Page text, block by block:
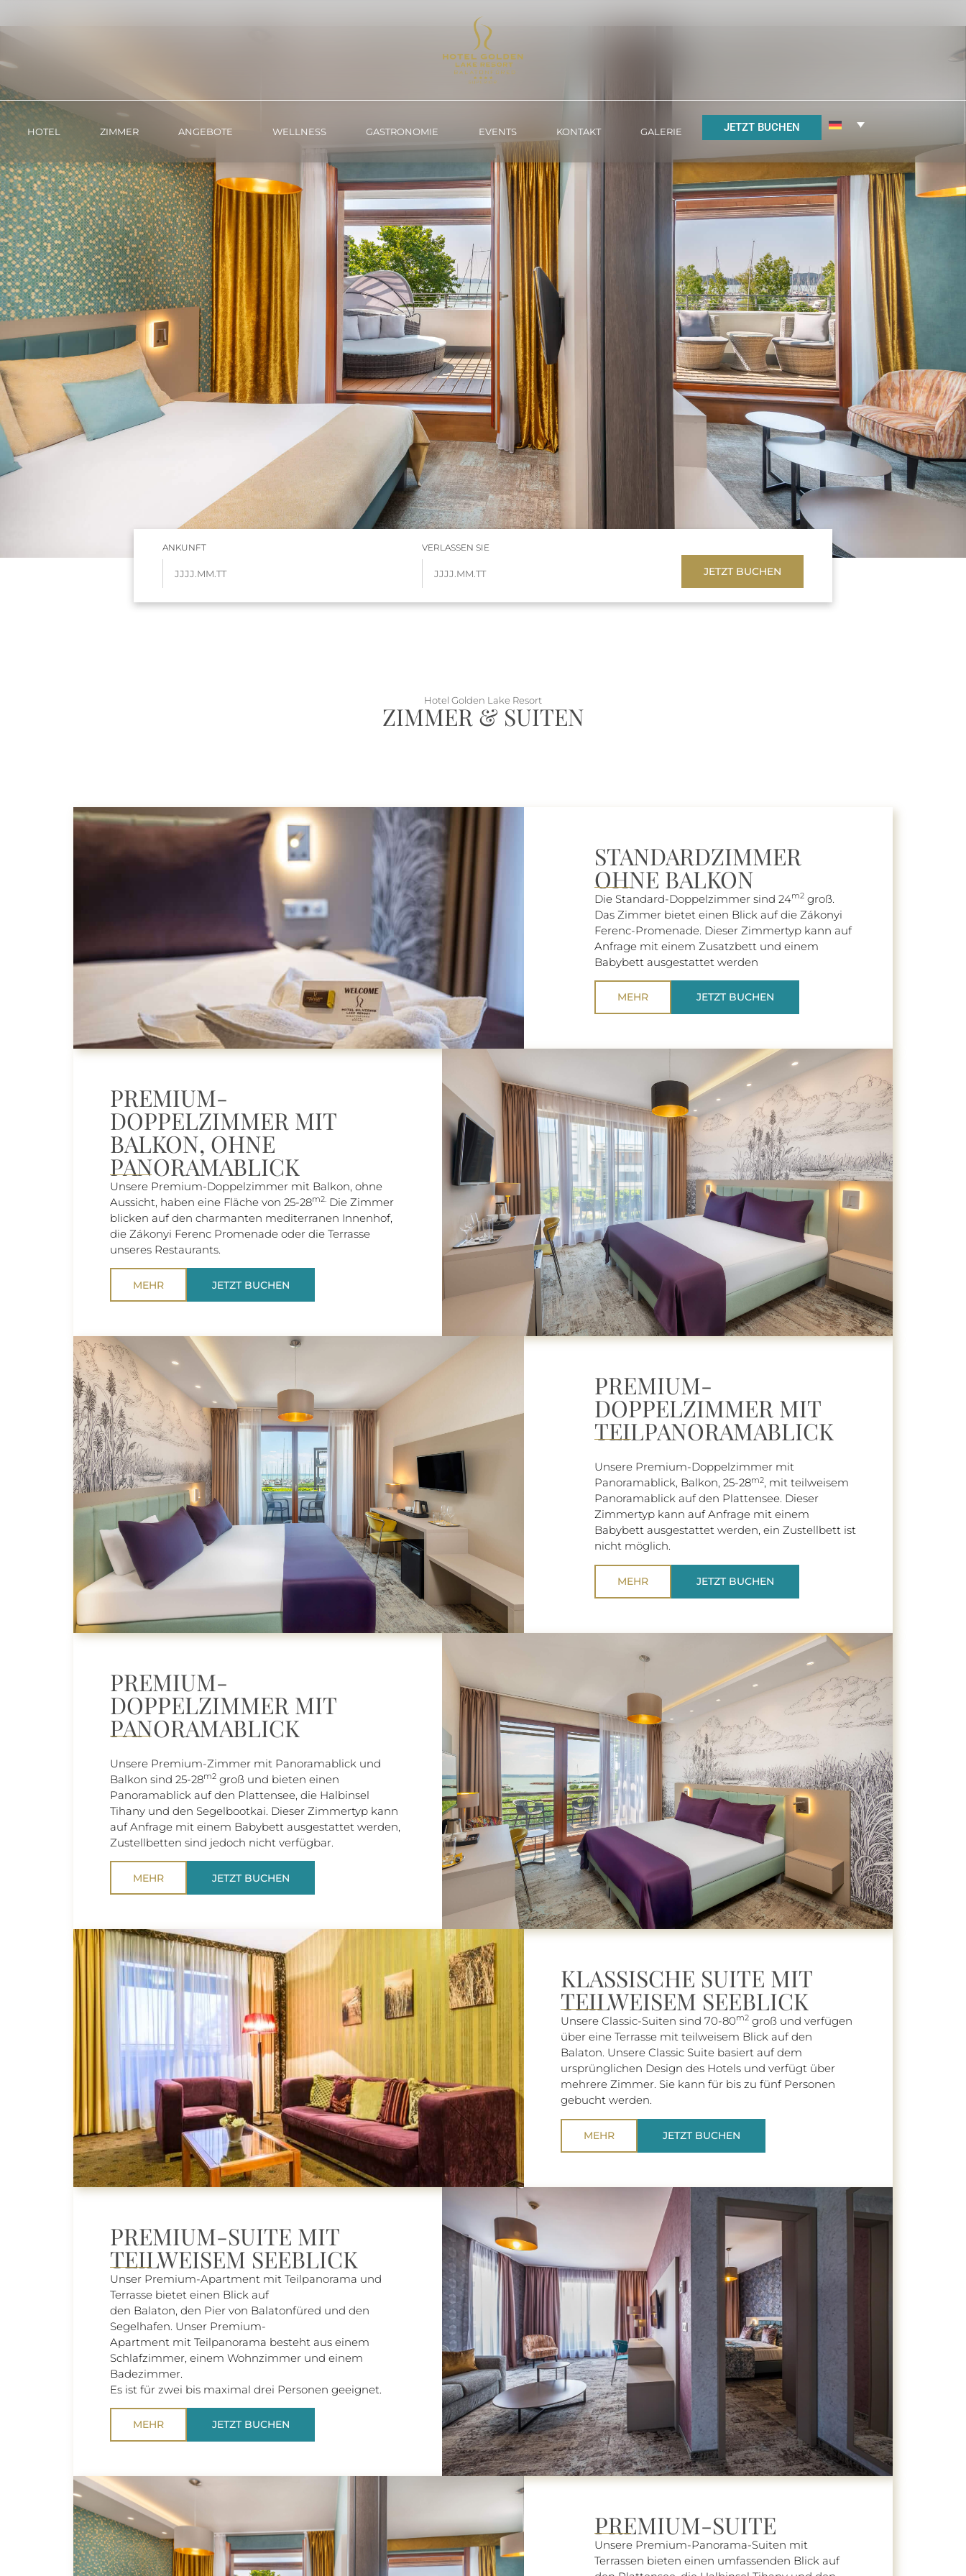
HOTEL ZIMMER ANGEBOTE WELLNESS GASTRONOMIE EVENTS KONTAKT GALERIE JETZT BUCHEN
ZIMMER
ANKUNFT VERLASSEN SIE
JETZT BUCHEN
Hotel Golden Lake Resort
ZIMMER & SUITEN
STANDARDZIMMER
OHNE BALKON
Die Standard-Doppelzimmer sind 24m2 groß.
Das Zimmer bietet einen Blick auf die Zákonyi
Ferenc-Promenade. Dieser Zimmertyp kann auf
Anfrage mit einem Zusatzbett und einem
Babybett ausgestattet werden
MEHR JETZT BUCHEN
PREMIUM-
DOPPELZIMMER MIT
BALKON, OHNE
PANORAMABLICK
Unsere Premium-Doppelzimmer mit Balkon, ohne
Aussicht, haben eine Fläche von 25-28m2. Die Zimmer
blicken auf den charmanten mediterranen Innenhof,
die Zákonyi Ferenc Promenade oder die Terrasse
unseres Restaurants.
MEHR JETZT BUCHEN
PREMIUM-
DOPPELZIMMER MIT
TEILPANORAMABLICK
Unsere Premium-Doppelzimmer mit
Panoramablick, Balkon, 25-28m2, mit teilweisem
Panoramablick auf den Plattensee. Dieser
Zimmertyp kann auf Anfrage mit einem
Babybett ausgestattet werden, ein Zustellbett ist
nicht möglich.
MEHR JETZT BUCHEN
PREMIUM-
DOPPELZIMMER MIT
PANORAMABLICK
Unsere Premium-Zimmer mit Panoramablick und
Balkon sind 25-28m2 groß und bieten einen
Panoramablick auf den Plattensee, die Halbinsel
Tihany und den Segelbootkai. Dieser Zimmertyp kann
auf Anfrage mit einem Babybett ausgestattet werden,
Zustellbetten sind jedoch nicht verfügbar.
MEHR JETZT BUCHEN
KLASSISCHE SUITE MIT
TEILWEISEM SEEBLICK
Unsere Classic-Suiten sind 70-80m2 groß und verfügen
über eine Terrasse mit teilweisem Blick auf den
Balaton. Unsere Classic Suite basiert auf dem
ursprünglichen Design des Hotels und verfügt über
mehrere Zimmer. Sie kann für bis zu fünf Personen
gebucht werden.
MEHR JETZT BUCHEN
PREMIUM-SUITE MIT
TEILWEISEM SEEBLICK
Unser Premium-Apartment mit Teilpanorama und
Terrasse bietet einen Blick auf
den Balaton, den Pier von Balatonfüred und den
Segelhafen. Unser Premium-
Apartment mit Teilpanorama besteht aus einem
Schlafzimmer, einem Wohnzimmer und einem
Badezimmer.
Es ist für zwei bis maximal drei Personen geeignet.
MEHR JETZT BUCHEN
PREMIUM-SUITE
Unsere Premium-Panorama-Suiten mit
Terrassen bieten einen umfassenden Blick auf